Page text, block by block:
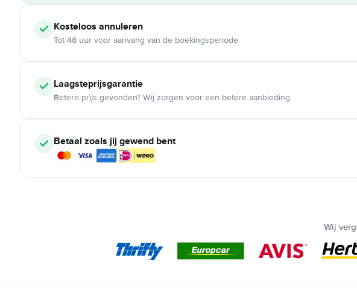
Kosteloos annuleren
Tot 48 uur voor aanvang van de boekingsperiode
Laagsteprijsgarantie
Betere prijs gevonden? Wij zorgen voor een betere aanbieding
Betaal zoals jij gewend bent
Wij